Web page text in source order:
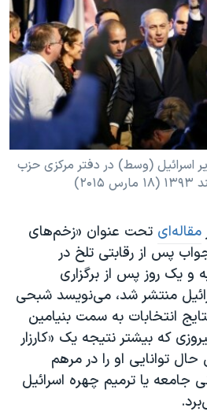
۲۰۲۴
رهبری ایران
نوبل صلح
«سی‌پک»
اسرائيل (وسط) در دفتر مرکزی حزب
مقاله‌ای تحت عنوان «زخم‌های
پس از رقابتی تلخ در
و یک روز پس از برگزاری
منتشر شد، می‌نويسد شبحی
انتخابات به سمت بنیامین
که بيشتر نتيجه يک «کارزار
حال توانايی او را در مرهم
جامعه يا ترميم چهره اسرائيل